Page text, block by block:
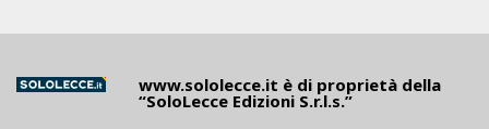
www.sololecce.it è di proprietà della
“SoloLecce Edizioni S.r.l.s.”